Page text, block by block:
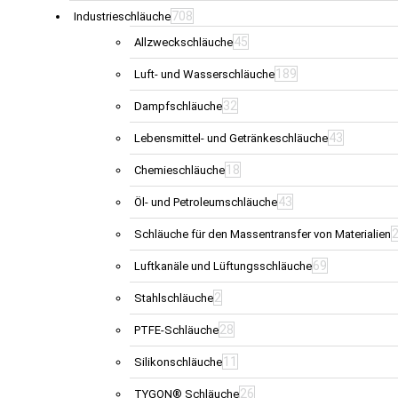
Industrieschläuche708
Allzweckschläuche45
Luft- und Wasserschläuche 189
Dampfschläuche32
Lebensmittel- und Getränkeschläuche43
Chemieschläuche 18
Öl- und Petroleumschläuche43
Schläuche für den Massentransfer von Materialien
Luftkanäle und Lüftungsschläuche69
Stahlschläuche2
PTFE-Schläuche28
Silikonschläuche 11
TYGON® Schläuche26